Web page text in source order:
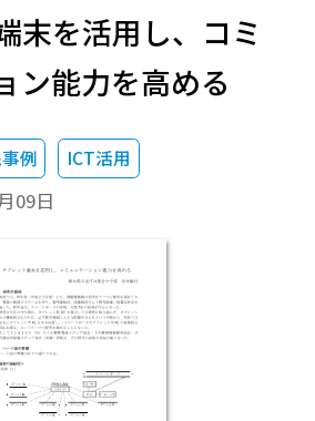
末を活用し、コミ
ン能力を高める
例 ICT活用
09日